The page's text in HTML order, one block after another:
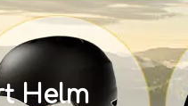
Helm